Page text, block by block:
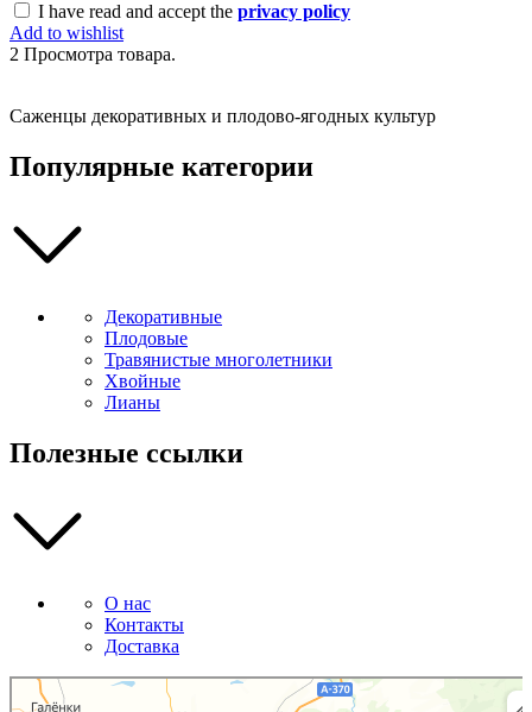
I have read and accept the privacy policy
Add to wishlist
2 Просмотра товара.
Саженцы декоративных и плодово-ягодных культур
Популярные категории
Декоративные
Плодовые
Травянистые многолетники
Хвойные
Лианы
Полезные ссылки
О нас
Контакты
Доставка
Божур
Питомник растений в Приморском крае